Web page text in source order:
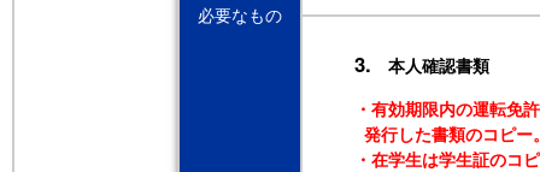
必要なもの
3. 本人確認書類
・有効期限内の運転免
発行した書類のコピ
・在学生は学生証のコ